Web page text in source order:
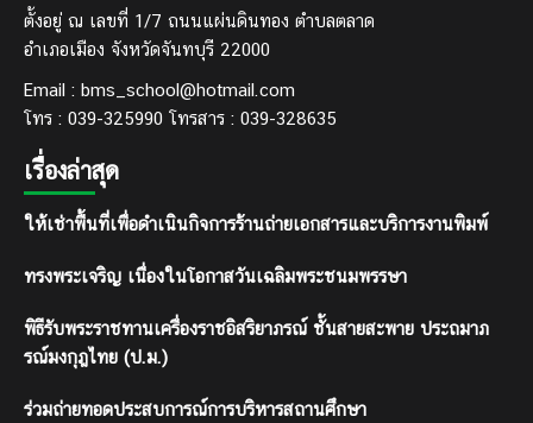
ตั้งอยู่ ณ เลขที่ 1/7 ถนนแผ่นดินทอง ตำบลตลาด
อำเภอเมือง จังหวัดจันทบุรี 22000
Email : bms_school@hotmail.com
โทร : 039-325990 โทรสาร : 039-328635
เรื่องล่าสุด
ให้เช่าพื้นที่เพื่อดำเนินกิจการร้านถ่ายเอกสารและบริการงานพิมพ์
ทรงพระเจริญ เนื่องในโอกาสวันเฉลิมพระชนมพรรษา
พิธีรับพระราชทานเครื่องราชอิสริยาภรณ์ ชั้นสายสะพาย ประถมาภ
รณ์มงกุฎไทย (ป.ม.)
ร่วมถ่ายทอดประสบการณ์การบริหารสถานศึกษา